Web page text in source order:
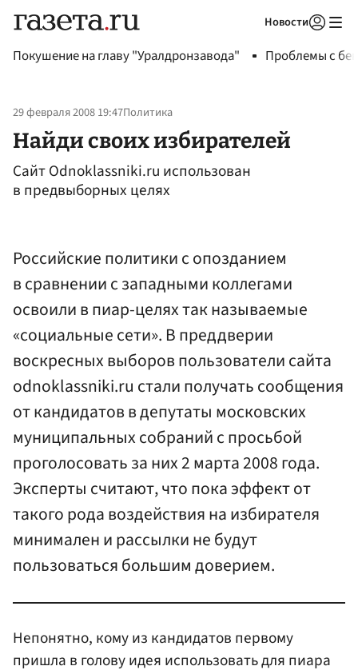
Новости
Покушение на главу "Уралдронзавода" Проблемы с
29 февраля 2008 19:47Политика
Найди своих избирателей
Сайт Odnoklassniki.ru использован
в предвыборных целях
Российские политики с опозданием
в сравнении с западными коллегами
освоили в пиар-целях так называемые
«социальные сети». В преддверии
воскресных выборов пользователи сайта
odnoklassniki.ru стали получать сообщения
от кандидатов в депутаты московских
муниципальных собраний с просьбой
проголосовать за них 2 марта 2008 года.
Эксперты считают, что пока эффект от
такого рода воздействия на избирателя
минимален и рассылки не будут
пользоваться большим доверием.
Непонятно, кому из кандидатов первому
пришла в голову идея использовать для пиара